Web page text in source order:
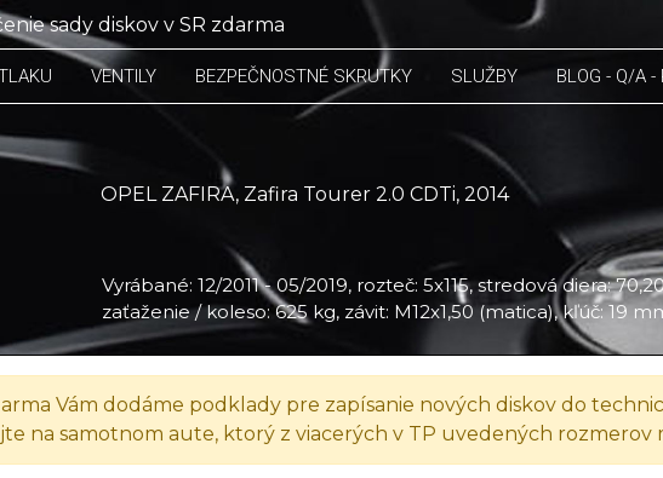
sady diskov v SR zdarma
VENTILY BEZPEČNOSTNÉ SKRUTKY SLUŽBY BLOG - Q/A -
OPEL ZAFIRA, Zafira Tourer 2.0 CDTi, 2014
Vyrábané: 12/2011 - 05/2019, rozteč: 5x115, stredová diera:
zaťaženie / koleso: 625 kg, závit: M12x1,50 (matica), kľúč: 19
2014
Vám dodáme podklady pre zapísanie nových diskov do
na samotnom aute, ktorý z viacerých v TP uvedených rozmerov